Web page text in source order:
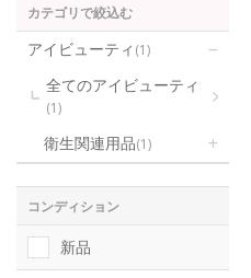
カテゴリで絞込む
アイビューティ (1)
全てのアイビューティ
(1)
衛生関連用品(1)
コンディション
新品